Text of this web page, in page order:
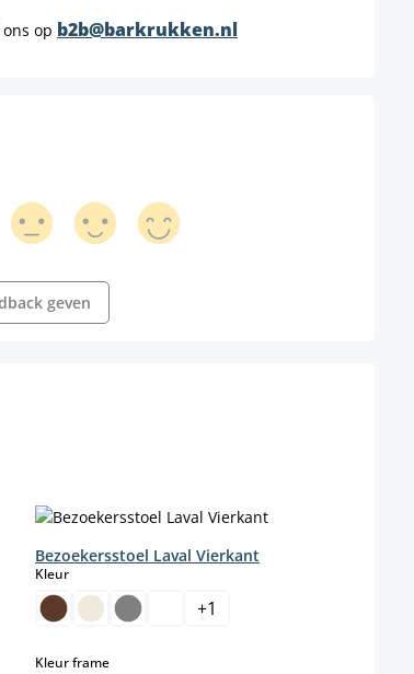
op b2b@barkrukken.nl
geven
Bezoekersstoel Laval Vierkant
Kleurselect
+1
Kleur frameselect